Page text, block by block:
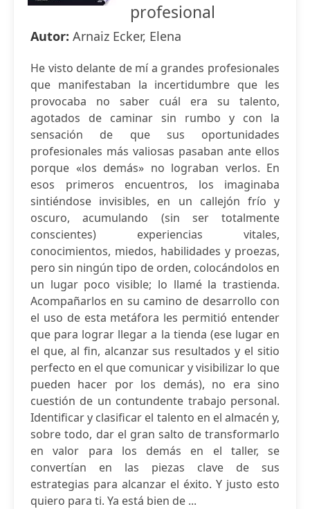
profesional
Autor: Arnaiz Ecker, Elena
He visto delante de mí a grandes profesionales
que manifestaban la incertidumbre que les
provocaba no saber cuál era su talento,
agotados de caminar sin rumbo y con la
sensación de que sus oportunidades
profesionales más valiosas pasaban ante ellos
porque «los demás» no lograban verlos. En
esos primeros encuentros, los imaginaba
sintiéndose invisibles, en un callejón frío y
oscuro, acumulando (sin ser totalmente
conscientes) experiencias vitales,
conocimientos, miedos, habilidades y proezas,
pero sin ningún tipo de orden, colocándolos en
un lugar poco visible; lo llamé la trastienda.
Acompañarlos en su camino de desarrollo con
el uso de esta metáfora les permitió entender
que para lograr llegar a la tienda (ese lugar en
el que, al fin, alcanzar sus resultados y el sitio
perfecto en el que comunicar y visibilizar lo que
pueden hacer por los demás), no era sino
cuestión de un contundente trabajo personal.
Identificar y clasificar el talento en el almacén y,
sobre todo, dar el gran salto de transformarlo
en valor para los demás en el taller, se
convertían en las piezas clave de sus
estrategias para alcanzar el éxito. Y justo esto
quiero para ti. Ya está bien de ...